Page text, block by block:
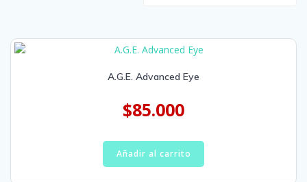
A.G.E. Advanced Eye
$85.000
Añadir al carrito